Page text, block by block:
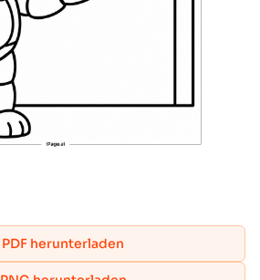
PDF herunterladen